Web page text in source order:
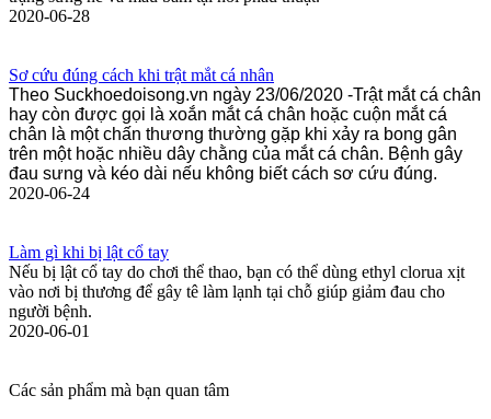
2020-06-28
Sơ cứu đúng cách khi trật mắt cá nhân
Theo Suckhoedoisong.vn ngày 23/06/2020 -Trật mắt cá chân
hay còn được gọi là xoắn mắt cá chân hoặc cuộn mắt cá
chân là một chấn thương thường gặp khi xảy ra bong gân
trên một hoặc nhiều dây chằng của mắt cá chân. Bệnh gây
đau sưng và kéo dài nếu không biết cách sơ cứu đúng.
2020-06-24
Làm gì khi bị lật cổ tay
Nếu bị lật cổ tay do chơi thể thao, bạn có thể dùng ethyl clorua xịt
vào nơi bị thương để gây tê làm lạnh tại chỗ giúp giảm đau cho
người bệnh.
2020-06-01
Các sản phẩm mà bạn quan tâm